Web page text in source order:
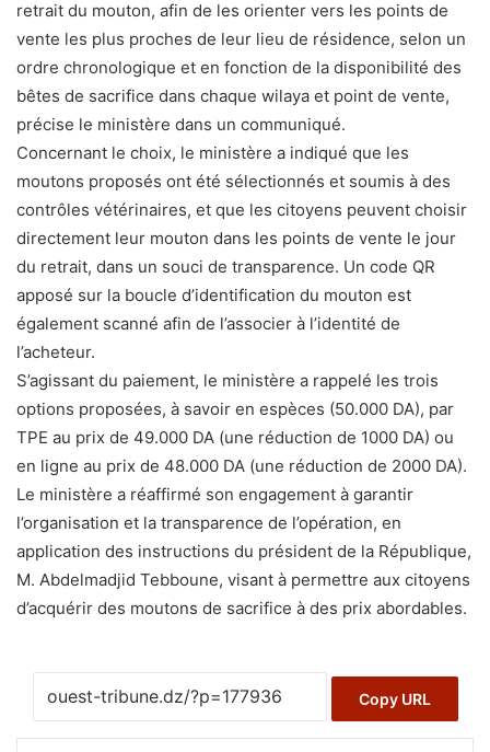
retrait du mouton, afin de les orienter vers les points de
vente les plus proches de leur lieu de résidence, selon un
ordre chronologique et en fonction de la disponibilité des
bêtes de sacrifice dans chaque wilaya et point de vente,
précise le ministère dans un communiqué.
Concernant le choix, le ministère a indiqué que les
moutons proposés ont été sélectionnés et soumis à des
contrôles vétérinaires, et que les citoyens peuvent choisir
directement leur mouton dans les points de vente le jour
du retrait, dans un souci de transparence. Un code QR
apposé sur la boucle d’identification du mouton est
également scanné afin de l’associer à l’identité de
l’acheteur.
S’agissant du paiement, le ministère a rappelé les trois
options proposées, à savoir en espèces (50.000 DA), par
TPE au prix de 49.000 DA (une réduction de 1000 DA) ou
en ligne au prix de 48.000 DA (une réduction de 2000 DA).
Le ministère a réaffirmé son engagement à garantir
l’organisation et la transparence de l’opération, en
application des instructions du président de la République,
M. Abdelmadjid Tebboune, visant à permettre aux citoyens
d’acquérir des moutons de sacrifice à des prix abordables.
Copy URL